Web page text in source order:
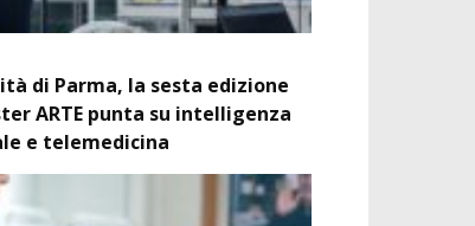
di Parma, la sesta edizione
ARTE punta su intelligenza
e telemedicina